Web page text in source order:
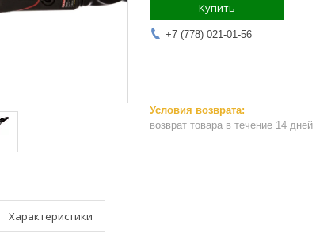
Купить
+7 (778) 021-01-56
возврат товара в течение 14 дней
Характеристики